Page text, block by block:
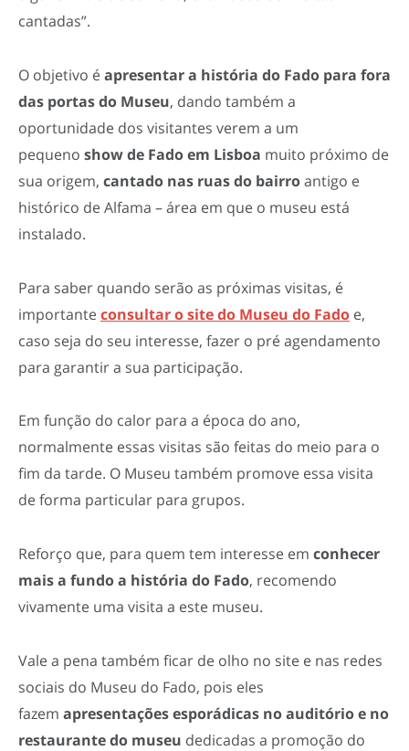
cantadas”.
O objetivo éapresentar a história do Fado para fora
das portas do Museu, dando também a
oportunidade dos visitantes verem a um
pequeno show de Fado em Lisboa muito próximo de
sua origem, cantado nas ruas do bairroantigo e
histórico de Alfama – área em que o museu está
instalado.
Para saber quando serão as próximas visitas, é
importanteconsultar o site do Museu do Fado e,
caso seja do seu interesse, fazer o pré agendamento
para garantir a sua participação.
Em função do calor para a época do ano,
normalmente essas visitas são feitas do meio para o
fim da tarde. O Museu também promove essa visita
de forma particular para grupos.
Reforço que, para quem tem interesse em conhecer
mais a fundo a história do Fado, recomendo
vivamente uma visita a este museu.
Vale a pena também ficar de olho no site e nas redes
sociais do Museu do Fado, pois eles
fazem apresentações esporádicas no auditórioe no
restaurante do museu dedicadas a promoção do